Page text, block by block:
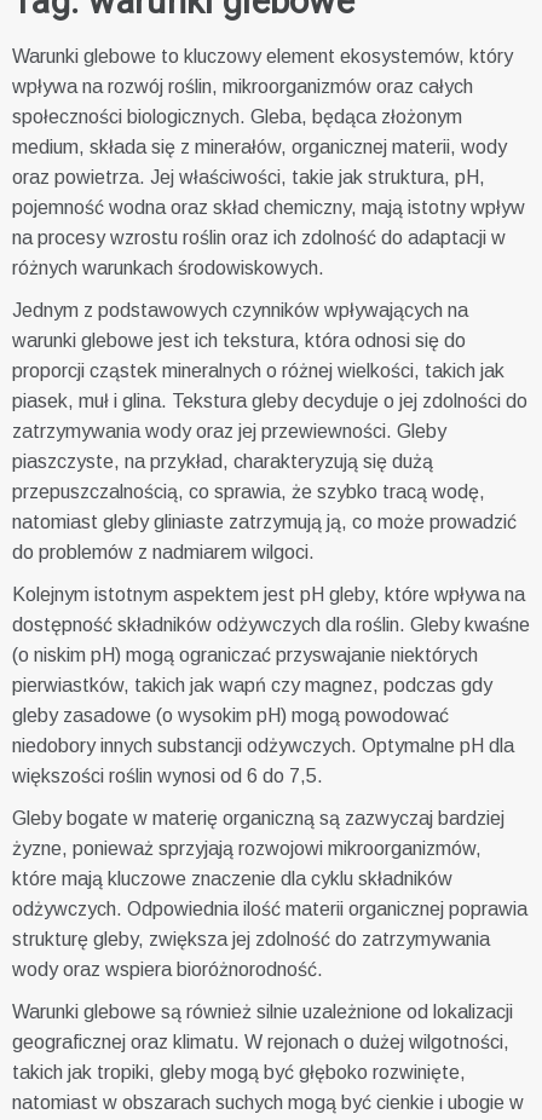
Warunki glebowe to kluczowy element ekosystemów, który
wpływa na rozwój roślin, mikroorganizmów oraz całych
społeczności biologicznych. Gleba, będąca złożonym
medium, składa się z minerałów, organicznej materii, wody
oraz powietrza. Jej właściwości, takie jak struktura, pH,
pojemność wodna oraz skład chemiczny, mają istotny wpływ
na procesy wzrostu roślin oraz ich zdolność do adaptacji w
różnych warunkach środowiskowych.
Jednym z podstawowych czynników wpływających na
warunki glebowe jest ich tekstura, która odnosi się do
proporcji cząstek mineralnych o różnej wielkości, takich jak
piasek, muł i glina. Tekstura gleby decyduje o jej zdolności do
zatrzymywania wody oraz jej przewiewności. Gleby
piaszczyste, na przykład, charakteryzują się dużą
przepuszczalnością, co sprawia, że szybko tracą wodę,
natomiast gleby gliniaste zatrzymują ją, co może prowadzić
do problemów z nadmiarem wilgoci.
Kolejnym istotnym aspektem jest pH gleby, które wpływa na
dostępność składników odżywczych dla roślin. Gleby kwaśne
(o niskim pH) mogą ograniczać przyswajanie niektórych
pierwiastków, takich jak wapń czy magnez, podczas gdy
gleby zasadowe (o wysokim pH) mogą powodować
niedobory innych substancji odżywczych. Optymalne pH dla
większości roślin wynosi od 6 do 7,5.
Gleby bogate w materię organiczną są zazwyczaj bardziej
żyzne, ponieważ sprzyjają rozwojowi mikroorganizmów,
które mają kluczowe znaczenie dla cyklu składników
odżywczych. Odpowiednia ilość materii organicznej poprawia
strukturę gleby, zwiększa jej zdolność do zatrzymywania
wody oraz wspiera bioróżnorodność.
Warunki glebowe są również silnie uzależnione od lokalizacji
geograficznej oraz klimatu. W rejonach o dużej wilgotności,
takich jak tropiki, gleby mogą być głęboko rozwinięte,
natomiast w obszarach suchych mogą być cienkie i ubogie w